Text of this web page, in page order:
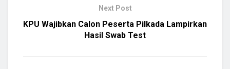
Next Post
KPU Wajibkan Calon Peserta Pilkada Lampirkan
Hasil Swab Test